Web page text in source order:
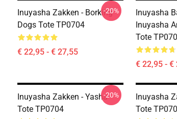
Inuyasha Zakken - Borking
Dogs Tote TP0704
€ 22,95 - € 27,55
-20%
Inuyasha
Inuyasha
Tote
€ 22,95 - €
Inuyasha Zakken - Yasha
Tote TP0704
-20%
Inuyasha
Tote